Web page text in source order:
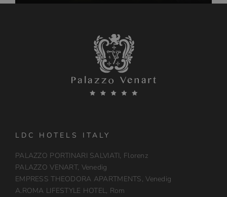
LDC HOTELS ITALY
PALAZZO PORTINARI SALVIATI, Florenz
PALAZZO VENART, Venedig
EMPRESS THEODORA APARTMENTS, Venedig
A.ROMA LIFESTYLE HOTEL, Rom